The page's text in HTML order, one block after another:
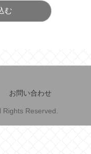
む
お問い合わせ
Reserved.